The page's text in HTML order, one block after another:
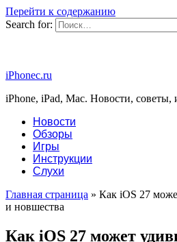
Перейти к содержанию
Search for:
iPhonec.ru
iPhone, iPad, Mac. Новости, советы,
Новости
Обзоры
Игры
Инструкции
Слухи
Главная страница » Как iOS 27
и новшества
Как iOS 27 может